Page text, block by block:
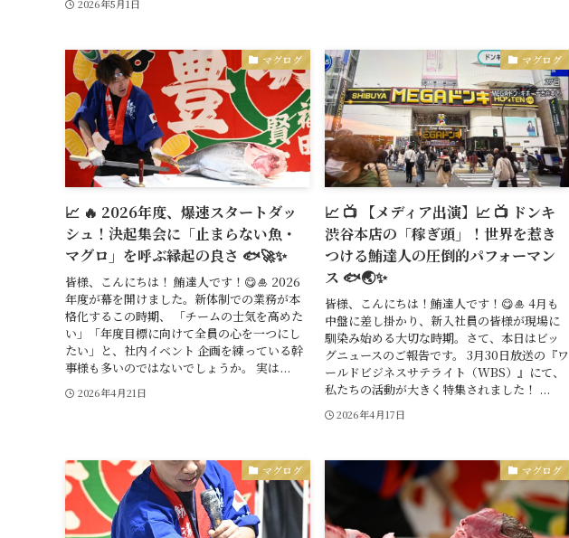
2026年5月1日
マグログ
📈 🔥 2026年度、爆速スタートダッ
シュ！決起集会に「止まらない魚・
マグロ」を呼ぶ縁起の良さ 🐟🚀✨
皆様、こんにちは！ 鮪達人です！😋🎍 2026
年度が幕を開けました。新体制での業務が本
格化するこの時期、 「チームの士気を高めた
い」「年度目標に向けて全員の心を一つにし
たい」と、社内イベント 企画を練っている幹
事様も多いのではないでしょうか。 実は...
2026年4月21日
マグログ
📈 📺 【メディア出演】📈 📺 ドンキ
渋谷本店の「稼ぎ頭」！世界を惹き
つける鮪達人の圧倒的パフォーマン
ス 🐟🌏✨
皆様、こんにちは！鮪達人です！😋🎍 4月も
中盤に差し掛かり、新入社員の皆様が現場に
馴染み始める大切な時期。さて、本日はビッ
グニュースのご報告です。 3月30日放送の『ワ
ールドビジネスサテライト（WBS）』にて、
私たちの活動が大きく特集されました！ ...
2026年4月17日
マグログ マグログ